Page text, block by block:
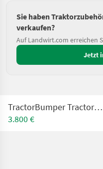
Sie haben
verkaufen?
Auf Landwirt.com erreichen
Jetzt
TractorBumper Tractorbumper SAFETYWEIGHT 600kg
3.800 €